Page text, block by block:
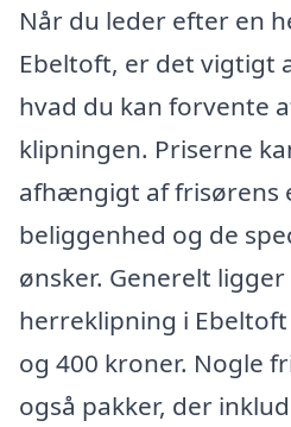
Når du leder efter en
Ebeltoft, er det vigtigt
hvad du kan forvente
klipningen. Priserne
afhængigt af frisørens
beliggenhed og de
ønsker. Generelt
herreklipning i
og 400 kroner. Nogle
også pakker, der